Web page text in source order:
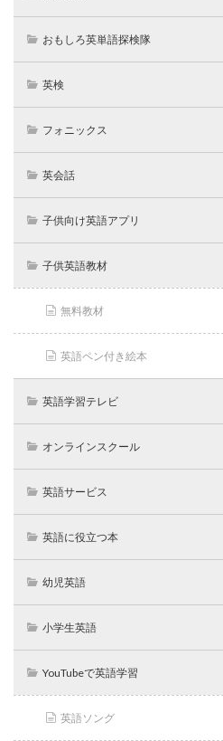
おもしろ英単語探検隊
英検
フォニックス
英会話
子供向け英語アプリ
子供英語教材
無料教材
英語ペン付き絵本
英語学習テレビ
オンラインスクール
英語サービス
英語に役立つ本
幼児英語
小学生英語
YouTubeで英語学習
英語ソング